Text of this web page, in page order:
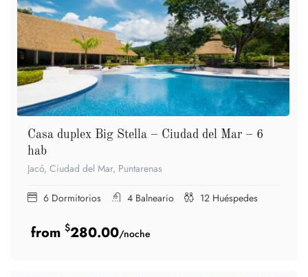
Casa duplex Big Stella – Ciudad del Mar – 6
hab
Jacó, Ciudad del Mar, Puntarenas
6 Dormitorios 4 Balneario 12 Huéspedes
$280.00/noche